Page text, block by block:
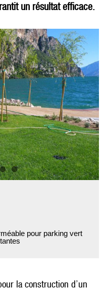
un résultat efficace.
pour parking vert
la construction d’un